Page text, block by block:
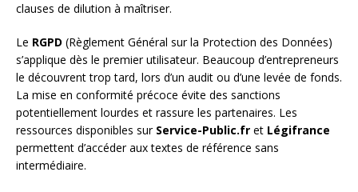
clauses de dilution à maîtriser.
Le RGPD (Règlement Général sur la Protection des Données)
s’applique dès le premier utilisateur. Beaucoup d’entrepreneurs
le découvrent trop tard, lors d’un audit ou d’une levée de fonds.
La mise en conformité précoce évite des sanctions
potentiellement lourdes et rassure les partenaires. Les
ressources disponibles sur Service-Public.fr et Légifrance
permettent d’accéder aux textes de référence sans
intermédiaire.